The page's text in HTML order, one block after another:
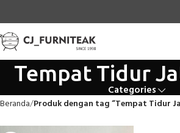
Tempat Tidur
Categories
Beranda Produk dengan tag “Tempat Tidur